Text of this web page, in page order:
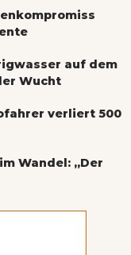
auf dem
Wucht
verliert 500
Wandel: „Der